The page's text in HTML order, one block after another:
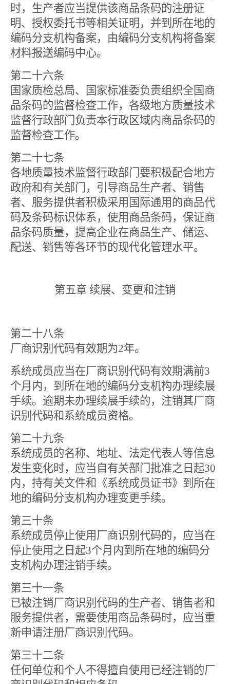
时，生产者应当提供该商品条码的注册证
明、授权委托书等相关证明，并到所在地的
编码分支机构备案，由编码分支机构将备案
材料报送编码中心。
第二十六条
国家质检总局、国家标准委负责组织全国商
品条码的监督检查工作，各级地方质量技术
监督行政部门负责本行政区域内商品条码的
监督检查工作。
第二十七条
各地质量技术监督行政部门要积极配合地方
政府和有关部门，引导商品生产者、销售
者、服务提供者积极采用国际通用的商品代
码及条码标识体系，使用商品条码，保证商
品条码质量，提高企业在商品生产、储运、
配送、销售等各环节的现代化管理水平。
第五章 续展、变更和注销
第二十八条
厂商识别代码有效期为2年。
系统成员应当在厂商识别代码有效期满前3
个月内，到所在地的编码分支机构办理续展
手续。逾期未办理续展手续的，注销其厂商
识别代码和系统成员资格。
第二十九条
系统成员的名称、地址、法定代表人等信息
发生变化时，应当自有关部门批准之日起30
内，持有关文件和《系统成员证书》到所在
地的编码分支机构办理变更手续。
第三十条
系统成员停止使用厂商识别代码的，应当在
停止使用之日起3个月内到所在地的编码分
支机构办理注销手续。
第三十一条
已被注销厂商识别代码的生产者、销售者和
服务提供者，需要使用商品条码时，应当重
新申请注册厂商识别代码。
第三十二条
任何单位和个人不得擅自使用已经注销的厂